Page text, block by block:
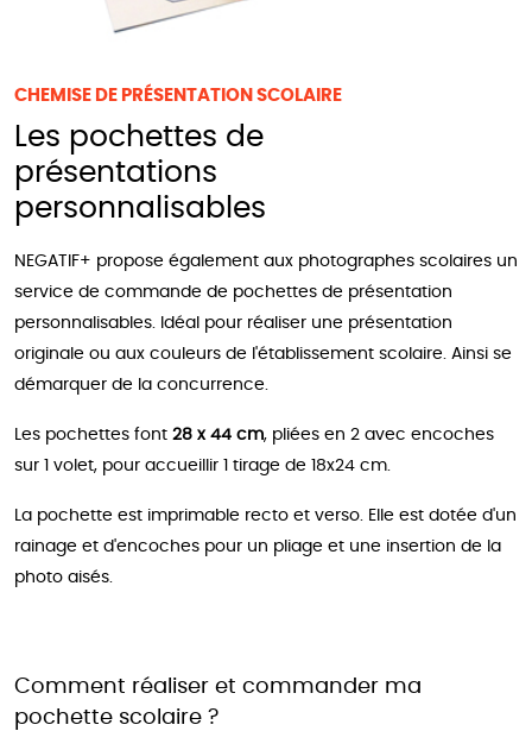
CHEMISE DE PRÉSENTATION SCOLAIRE
Les pochettes de
présentations
personnalisables
NEGATIF+ propose également aux photographes scolaires un
service de commande de pochettes de présentation
personnalisables. Idéal pour réaliser une présentation
originale ou aux couleurs de l'établissement scolaire. Ainsi se
démarquer de la concurrence.
Les pochettes font 28 x 44 cm, pliées en 2 avec encoches
sur 1 volet, pour accueillir 1 tirage de 18x24 cm.
La pochette est imprimable recto et verso. Elle est dotée d'un
rainage et d'encoches pour un pliage et une insertion de la
photo aisés.
Comment réaliser et commander ma
pochette scolaire ?